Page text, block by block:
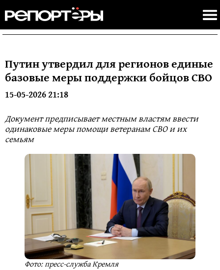
Путин утвердил для регионов единые
базовые меры поддержки бойцов СВО
15-05-2026 21:18
Документ предписывает местным властям ввести
одинаковые меры помощи ветеранам СВО и их
семьям
Фото: пресс-служба Кремля